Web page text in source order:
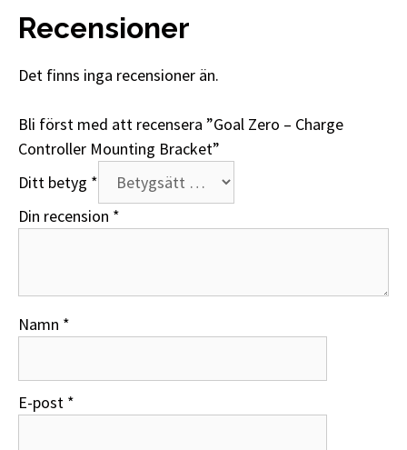
Recensioner
Det finns inga recensioner än.
Bli först med att recensera ”Goal Zero – Charge
Controller Mounting Bracket”
Ditt betyg *
Din recension *
Namn *
E-post *